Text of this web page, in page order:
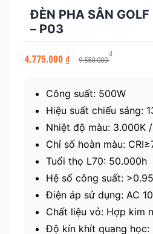
ĐÈN PHA SÂN
– P03
9.550.000
₫
Giá
gốc
4.775.000 ₫
Giá
hiện
4.775.000 ₫.
Công suất: 500W
Hiệu suất chiếu sáng:
Nhiệt độ màu: 3.000K
Chỉ số hoàn màu:
Tuổi thọ L70: 50.000h
Hệ số công suất: >0.95
Điện áp sử dụng: AC
Chất liệu vỏ: Hợp kim
Độ kín khít quang học: